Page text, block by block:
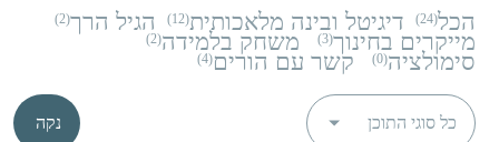
הכל(24) דיגיטל ובינה מלאכותית(12) הגיל הרך(2)
מייקרים בחינוך(3) משחק בלמידה(2)
סימולציה(0) קשר עם הורים(4)
נקה